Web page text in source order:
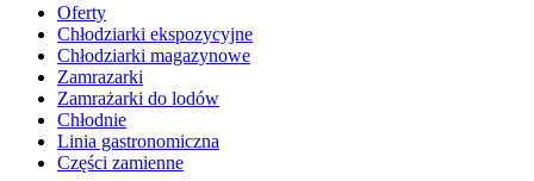
Oferty
Chłodziarki ekspozycyjne
Chłodziarki magazynowe
Zamrazarki
Zamrażarki do lodów
Chłodnie
Linia gastronomiczna
Części zamienne